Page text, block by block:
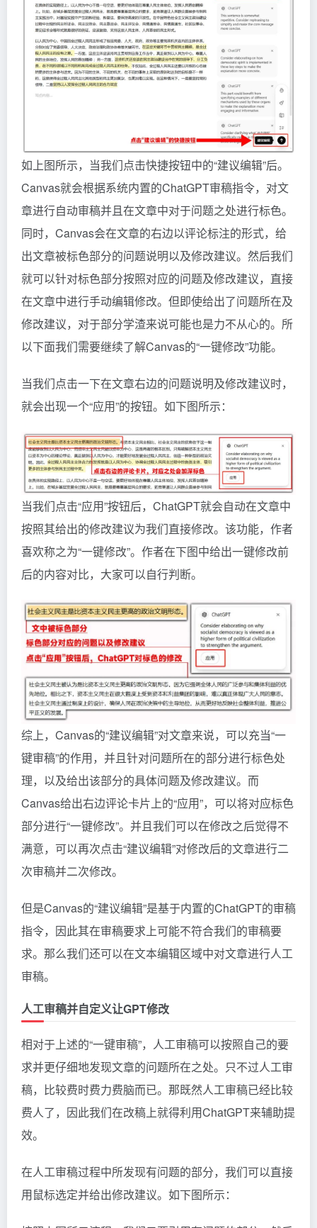
如上图所示，当我们点击快捷按钮中的“建议编辑”后。
Canvas就会根据系统内置的ChatGPT审稿指令，对文
章进行自动审稿并且在文章中对于问题之处进行标色。
同时，Canvas会在文章的右边以评论标注的形式，给
出文章被标色部分的问题说明以及修改建议。然后我们
就可以针对标色部分按照对应的问题及修改建议，直接
在文章中进行手动编辑修改。但即使给出了问题所在及
修改建议，对于部分学渣来说可能也是力不从心的。所
以下面我们需要继续了解Canvas的“一键修改”功能。
当我们点击一下在文章右边的问题说明及修改建议时，
就会出现一个“应用”的按钮。如下图所示：
当我们点击“应用”按钮后，ChatGPT就会自动在文章中
按照其给出的修改建议为我们直接修改。该功能，作者
喜欢称之为“一键修改”。作者在下图中给出一键修改前
后的内容对比，大家可以自行判断。
综上，Canvas的“建议编辑”对文章来说，可以充当“一
键审稿”的作用，并且针对问题所在的部分进行标色处
理，以及给出该部分的具体问题及修改建议。而
Canvas给出右边评论卡片上的“应用”，可以将对应标色
部分进行“一键修改”。并且我们可以在修改之后觉得不
满意，可以再次点击“建议编辑”对修改后的文章进行二
次审稿并二次修改。
但是Canvas的“建议编辑”是基于内置的ChatGPT的审稿
指令，因此其在审稿要求上可能不符合我们的审稿要
求。那么我们还可以在文本编辑区域中对文章进行人工
审稿。
人工审稿并自定义让GPT修改
相对于上述的“一键审稿”，人工审稿可以按照自己的要
求并更仔细地发现文章的问题所在之处。只不过人工审
稿，比较费时费力费脑而已。那既然人工审稿已经比较
费人了，因此我们在改稿上就得利用ChatGPT来辅助提
效。
在人工审稿过程中所发现有问题的部分，我们可以直接
用鼠标选定并给出修改建议。如下图所示：